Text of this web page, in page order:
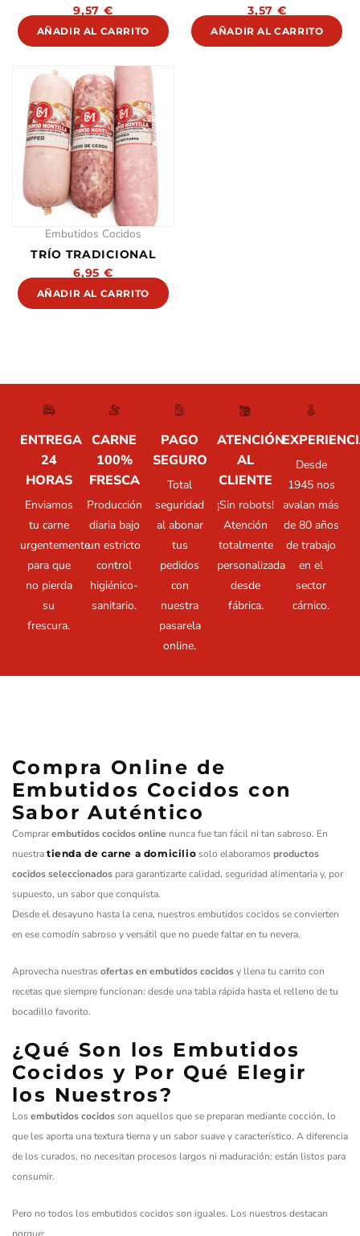
9,57 €
AÑADIR AL CARRITO
3,57 €
AÑADIR AL CARRITO
Embutidos Cocidos
TRÍO TRADICIONAL
6,95 €
AÑADIR AL CARRITO
ENTREGA
24
HORAS
Enviamos
tu carne
urgentemente
para que
no pierda
su
frescura.
CARNE
100%
FRESCA
Producción
diaria bajo
un estricto
control
higiénico-
sanitario.
PAGO
SEGURO
Total
seguridad
al abonar
tus
pedidos
con
nuestra
pasarela
online.
ATENCIÓN
AL
CLIENTE
¡Sin robots!
Atención
totalmente
personalizada
desde
fábrica.
Desde
1945 nos
avalan más
de 80 años
de trabajo
en el
sector
cárnico.
Compra Online de
Embutidos Cocidos con
Sabor Auténtico
Comprarembutidos cocidos online nunca fue tan fácil ni tan sabroso. En
nuestra tienda de carne a domicilio solo elaboramosproductos
cocidos seleccionados para garantizarte calidad, seguridad alimentaria y, por
supuesto, un sabor que conquista.
Desde el desayuno hasta la cena, nuestros embutidos cocidos se convierten
en ese comodín sabroso y versátil que no puede faltar en tu nevera.
Aprovecha nuestras ofertas en embutidos cocidosy llena tu carrito con
recetas que siempre funcionan: desde una tabla rápida hasta el relleno de tu
bocadillo favorito.
¿Qué Son los Embutidos
Cocidos y Por Qué Elegir
los Nuestros?
Los embutidos cocidosson aquellos que se preparan mediante cocción, lo
que les aporta una textura tierna y un sabor suave y característico. A diferencia
de los curados, no necesitan procesos largos ni maduración: están listos para
consumir.
Pero no todos los embutidos cocidos son iguales. Los nuestros destacan
porque: